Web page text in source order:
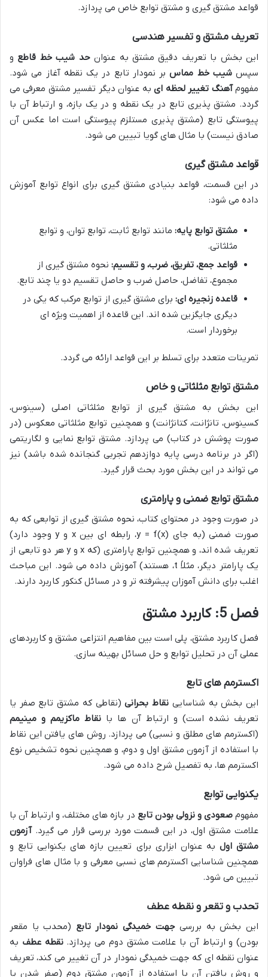
قواعد مشتق گیری و مشتق توابع خاص می پردازد.
تعریف مشتق و تفسیر هندسی
این بخش با تعریف دقیق مشتق به عنوانحد شیب خط قاطع و
سپسشیب خط مماسبر نمودار تابع در یک نقطه آغاز می شود.
مفهومآهنگ تغییر لحظه ایبه عنوان دیگر تفسیر مشتق معرفی می
گردد. مشتق پذیری تابع در یک نقطه و در یک بازه، و ارتباط آن با
پیوستگی تابع (مشتق پذیری مستلزم پیوستگی است اما عکس آن
صادق نیست) با مثال های گویا تبیین می شود.
قواعد مشتق گیری
در این قسمت، قواعد بنیادی مشتق گیری برای انواع توابع آموزش
داده می شود:
مشتق توابع پایه: مانند توابع ثابت، توابع توان، و توابع
مثلثاتی.
قواعد جمع، تفریق، ضرب، و تقسیم: نحوه مشتق گیری از
مجموع، تفاضل، حاصل ضرب و حاصل تقسیم دو یا چند تابع.
قاعده زنجیره ای: برای مشتق گیری از توابع مرکب که یکی در
دیگری جایگزین شده اند. این قاعده از اهمیت ویژه ای
برخوردار است.
تمرینات متعدد برای تسلط بر این قواعد ارائه می گردد.
مشتق توابع مثلثاتی و خاص
این بخش به مشتق گیری از توابع مثلثاتی اصلی (سینوس،
کسینوس، تانژانت، کتانژانت) و همچنین توابع مثلثاتی معکوس (در
صورت پوشش در کتاب) می پردازد. مشتق توابع نمایی و لگاریتمی
(اگر در برنامه درسی پایه دوازدهم تجربی گنجانده شده باشد) نیز
می تواند در این بخش مورد بحث قرار گیرد.
مشتق توابع ضمنی و پارامتری
در صورت وجود در محتوای کتاب، نحوه مشتق گیری از توابعی که به
صورت ضمنی (به جای y = f(x)، رابطه ای بینx وyوجود دارد)
تعریف شده اند، و همچنین توابع پارامتری (که xوyهر دو تابعی از
یک پارامتر دیگر، مثلاً t، هستند) آموزش داده می شود. این مباحث
اغلب برای دانش آموزان پیشرفته تر و در مسائل کنکور کاربرد دارند.
فصل 5: کاربرد مشتق
فصل کاربرد مشتق، پلی است بین مفاهیم انتزاعی مشتق و کاربردهای
عملی آن در تحلیل توابع و حل مسائل بهینه سازی.
اکسترمم های تابع
این بخش به شناسایی نقاط بحرانی(نقاطی که مشتق تابع صفر یا
تعریف نشده است) و ارتباط آن ها با نقاط ماکزیمم و مینیمم
(اکسترمم های مطلق و نسبی) می پردازد. روش های یافتن این نقاط
با استفاده از آزمون مشتق اول و دوم، و همچنین نحوه تشخیص نوع
اکسترمم ها، به تفصیل شرح داده می شود.
یکنوایی توابع
مفهومصعودی و نزولی بودن تابع در بازه های مختلف، و ارتباط آن با
علامت مشتق اول، در این قسمت مورد بررسی قرار می گیرد.آزمون
مشتق اول به عنوان ابزاری برای تعیین بازه های یکنوایی تابع و
همچنین شناسایی اکسترمم های نسبی معرفی و با مثال های فراوان
تبیین می شود.
تحدب و تقعر و نقطه عطف
این بخش به بررسیجهت خمیدگی نمودار تابع (محدب یا مقعر
بودن) و ارتباط آن با علامت مشتق دوم می پردازد.نقطه عطف به
عنوان نقطه ای که جهت خمیدگی نمودار در آن تغییر می کند، تعریف
و روش یافتن آن با استفاده از آزمون مشتق دوم (صفر شدن یا